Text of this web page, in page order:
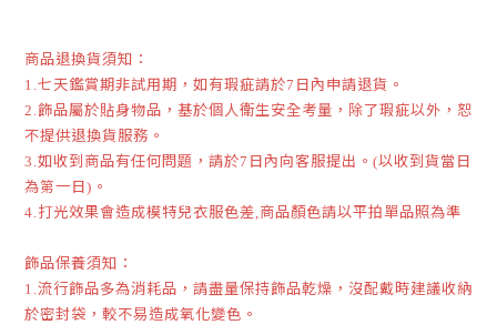
商品退換貨須知：
1.七天鑑賞期非試用期，如有瑕疵請於7 日內申請退貨。
2.飾品屬於貼身物品，基於個人衛生安全考量，除了瑕疵以外，恕
不提供退換貨服務。
3.如收到商品有任何問題，請於7 日內向客服提出。 (以收到貨當日
為第一日) 。
4.打光效果會造成模特兒衣服色差,商品顏色請以平拍單品照為準
飾品保養須知：
1.流行飾品多為消耗品，請盡量保持飾品乾燥，沒配戴時建議收納
於密封袋，較不易造成氧化變色。